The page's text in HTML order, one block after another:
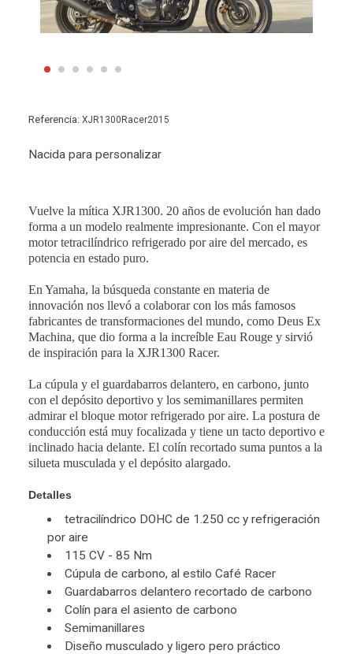
Referencia: XJR1300Racer2015
Nacida para personalizar
Vuelve la mítica XJR1300. 20 años de evolución han dado
forma a un modelo realmente impresionante. Con el mayor
motor tetracilíndrico refrigerado por aire del mercado, es
potencia en estado puro.
En Yamaha, la búsqueda constante en materia de
innovación nos llevó a colaborar con los más famosos
fabricantes de transformaciones del mundo, como Deus Ex
Machina, que dio forma a la increíble Eau Rouge y sirvió
de inspiración para la XJR1300 Racer.
La cúpula y el guardabarros delantero, en carbono, junto
con el depósito deportivo y los semimanillares permiten
admirar el bloque motor refrigerado por aire. La postura de
conducción está muy focalizada y tiene un tacto deportivo e
inclinado hacia delante. El colín recortado suma puntos a la
silueta musculada y el depósito alargado.
Detalles
tetracilíndrico DOHC de 1.250 cc y refrigeración
por aire
115 CV - 85 Nm
Cúpula de carbono, al estilo Café Racer
Guardabarros delantero recortado de carbono
Colín para el asiento de carbono
Semimanillares
Diseño musculado y ligero pero práctico